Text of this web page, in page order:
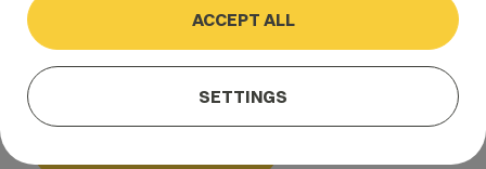
Keylogger
ACCEPT ALL
SETTINGS